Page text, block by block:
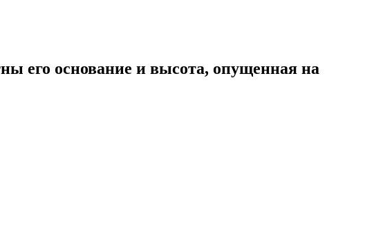
его основание и высота, опущенная на